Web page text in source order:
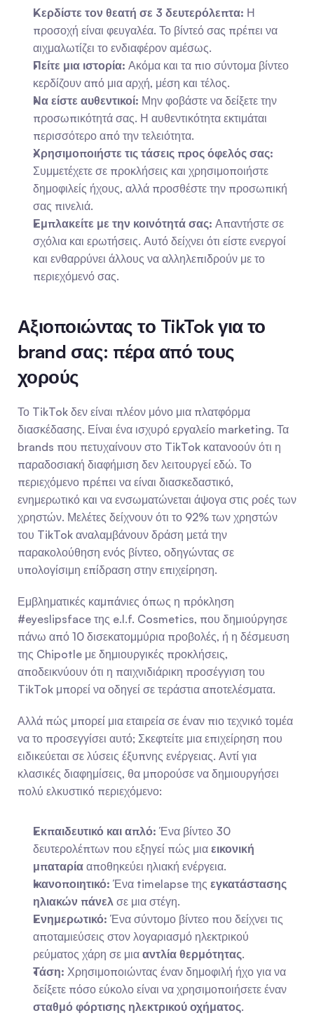
Κερδίστε τον θεατή σε 3 δευτερόλεπτα: Η
προσοχή είναι φευγαλέα. Το βίντεό σας πρέπει να
αιχμαλωτίζει το ενδιαφέρον αμέσως.
Πείτε μια ιστορία: Ακόμα και τα πιο σύντομα βίντεο
κερδίζουν από μια αρχή, μέση και τέλος.
Να είστε αυθεντικοί: Μην φοβάστε να δείξετε την
προσωπικότητά σας. Η αυθεντικότητα εκτιμάται
περισσότερο από την τελειότητα.
Χρησιμοποιήστε τις τάσεις προς όφελός σας:
Συμμετέχετε σε προκλήσεις και χρησιμοποιήστε
δημοφιλείς ήχους, αλλά προσθέστε την προσωπική
σας πινελιά.
Εμπλακείτε με την κοινότητά σας: Απαντήστε σε
σχόλια και ερωτήσεις. Αυτό δείχνει ότι είστε ενεργοί
και ενθαρρύνει άλλους να αλληλεπιδρούν με το
περιεχόμενό σας.
Αξιοποιώντας το TikTok για το
brand σας: πέρα από τους
χορούς
Το TikTok δεν είναι πλέον μόνο μια πλατφόρμα
διασκέδασης. Είναι ένα ισχυρό εργαλείο marketing. Τα
brands που πετυχαίνουν στο TikTok κατανοούν ότι η
παραδοσιακή διαφήμιση δεν λειτουργεί εδώ. Το
περιεχόμενο πρέπει να είναι διασκεδαστικό,
ενημερωτικό και να ενσωματώνεται άψογα στις ροές των
χρηστών. Μελέτες δείχνουν ότι το 92% των χρηστών
του TikTok αναλαμβάνουν δράση μετά την
παρακολούθηση ενός βίντεο, οδηγώντας σε
υπολογίσιμη επίδραση στην επιχείρηση.
Εμβληματικές καμπάνιες όπως η πρόκληση
#eyeslipsface της e.l.f. Cosmetics, που δημιούργησε
πάνω από 10 δισεκατομμύρια προβολές, ή η δέσμευση
της Chipotle με δημιουργικές προκλήσεις,
αποδεικνύουν ότι η παιχνιδιάρικη προσέγγιση του
TikTok μπορεί να οδηγεί σε τεράστια αποτελέσματα.
Αλλά πώς μπορεί μια εταιρεία σε έναν πιο τεχνικό τομέα
να το προσεγγίσει αυτό; Σκεφτείτε μια επιχείρηση που
ειδικεύεται σε λύσεις έξυπνης ενέργειας. Αντί για
κλασικές διαφημίσεις, θα μπορούσε να δημιουργήσει
πολύ ελκυστικό περιεχόμενο:
Εκπαιδευτικό και απλό: Ένα βίντεο 30
δευτερολέπτων που εξηγεί πώς μια εικονική
μπαταρία αποθηκεύει ηλιακή ενέργεια.
Ικανοποιητικό: Ένα timelapse της εγκατάστασης
ηλιακών πάνελ σε μια στέγη.
Ενημερωτικό: Ένα σύντομο βίντεο που δείχνει τις
αποταμιεύσεις στον λογαριασμό ηλεκτρικού
ρεύματος χάρη σε μια αντλία θερμότητας.
Τάση: Χρησιμοποιώντας έναν δημοφιλή ήχο για να
σταθμό φόρτισης ηλεκτρικού οχήματος.